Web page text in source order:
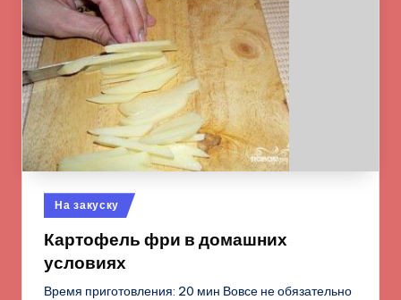
Опубликовано
в
На закуску
Картофель фри в домашних
условиях
Время приготовления: 20 мин Вовсе не обязательно